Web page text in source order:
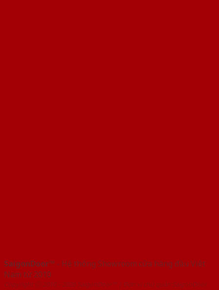
SaigonDoor™ - Hệ thống Showroom cửa hàng đầu Việt
Nam từ 2010
Copyright ⓒ 2010 – 2026 SaigonDoor™ | Đơn vị chủ quản SaigonDoor